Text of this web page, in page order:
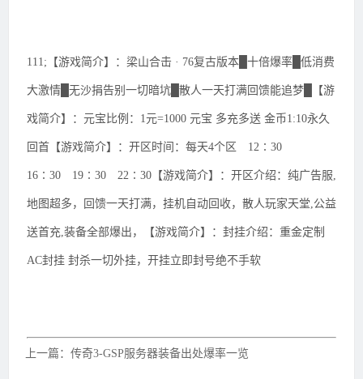
111;【游戏简介】：梁山合击 · 76复古版本█十倍爆率█低消费
大激情█无沙捐告别一切暗坑█散人一天打满回馈能追梦█【游
戏简介】：元宝比例：1元=1000 元宝 多充多送 金币1:10永久
回首【游戏简介】：开区时间：每天4个区 12∶30
16∶30 19∶30 22∶30【游戏简介】：开区介绍：纯广告服,
地图超多，回馈一天打满，挂机自动回收，散人玩家天堂,公益
送首充,装备全部爆出，【游戏简介】：封挂介绍：重金定制
AC封挂 封杀一切外挂，开挂立即封号绝不手软
上一篇：传奇3-GSP服务器装备出处爆率一览